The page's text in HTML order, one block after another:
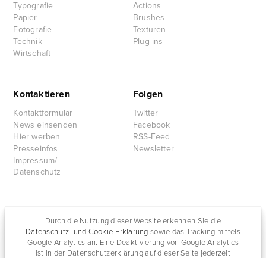
Durch die Nutzung dieser Website erkennen Sie die
Datenschutz- und Cookie-Erklärung sowie das Tracking mittels
Google Analytics an. Eine Deaktivierung von Google Analytics
ist in der Datenschutzerklärung auf dieser Seite jederzeit
Typografie
Papier
Fotografie
Technik
Wirtschaft
Actions
Brushes
Texturen
Plug-ins
Kontaktieren
Kontaktformular
News einsenden
Hier werben
Presseinfos
Impressum/
Datenschutz
Folgen
Twitter
Facebook
RSS-Feed
Newsletter
Rullkötter AGD
Jazz for me